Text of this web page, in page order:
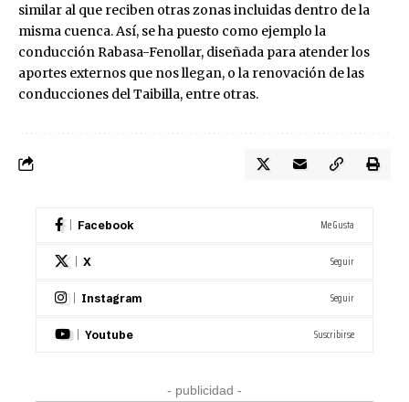
similar al que reciben otras zonas incluidas dentro de la
misma cuenca. Así, se ha puesto como ejemplo la
conducción Rabasa-Fenollar, diseñada para atender los
aportes externos que nos llegan, o la renovación de las
conducciones del Taibilla, entre otras.
Facebook Me Gusta
X Seguir
Instagram Seguir
Youtube Suscribirse
- publicidad -